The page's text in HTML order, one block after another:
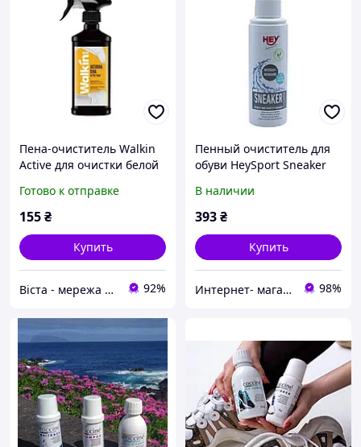
Пена-очиститель Walkin
Active для очистки белой
Готово к отправке
155₴
Купить
Віста - мережа будівельно-господарчих маркетів 92%
Пенный очиститель для
обуви HeySport Sneaker
В наличии
393₴
Купить
Интернет- магазин Рыбак 98%